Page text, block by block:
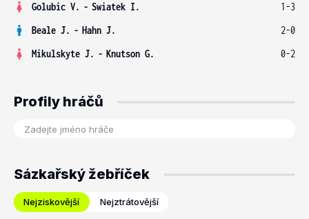
Golubic V. - Swiatek I.
1-3
Beale J. - Hahn J.
2-0
Mikulskyte J. - Knutson G. 0-2
Profily hráčů
Sázkařský žebříček
Nejziskovější Nejztrátovější